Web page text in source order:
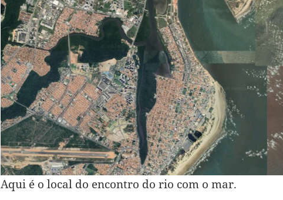
Aqui é o local do encontro do rio com o mar.